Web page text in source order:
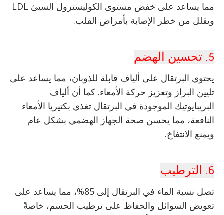
مما يساعد على خفض مستوى الكوليسترول السيئ LDL
ويقلل من خطر الإصابة بأمراض القلب.
5. تحسين الهضم
يحتوي البرتقال على ألياف قابلة للذوبان، مما يساعد على
تليين البراز وتعزيز حركة الأمعاء. كما أن ألياف
البريبايوتيك الموجودة في البرتقال تغذي بكتيريا الأمعاء
النافعة، مما يحسن صحة الجهاز الهضمي بشكل عام
ويمنع الانتفاخ.
6. الترطيب
تصل نسبة الماء في البرتقال إلى 85%، مما يساعد على
تعويض السوائل والحفاظ على ترطيب الجسم، خاصةً